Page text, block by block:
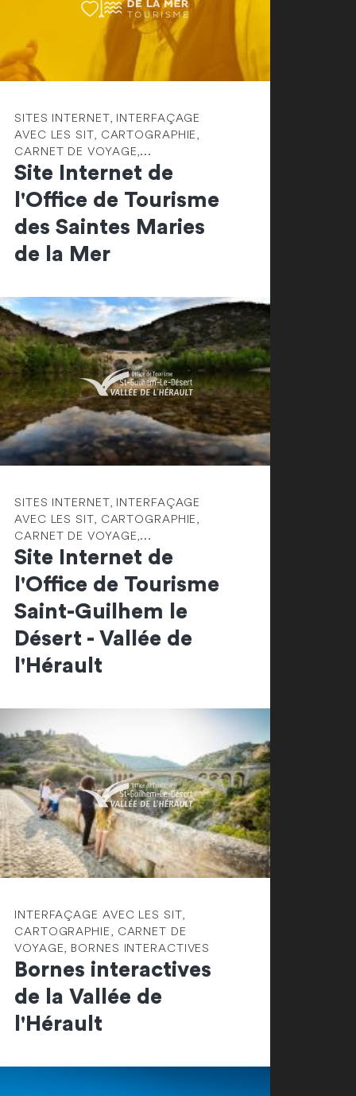
SITES INTERNET, INTERFAÇAGE
AVEC LES SIT, CARTOGRAPHIE,
CARNET DE VOYAGE,...
Site Internet de
l'Office de Tourisme
des Saintes Maries
de la Mer
SITES INTERNET, INTERFAÇAGE
AVEC LES SIT, CARTOGRAPHIE,
CARNET DE VOYAGE,...
Site Internet de
l'Office de Tourisme
Saint-Guilhem le
Désert - Vallée de
l'Hérault
INTERFAÇAGE AVEC LES SIT,
CARTOGRAPHIE, CARNET DE
VOYAGE, BORNES INTERACTIVES
Bornes interactives
de la Vallée de
l'Hérault